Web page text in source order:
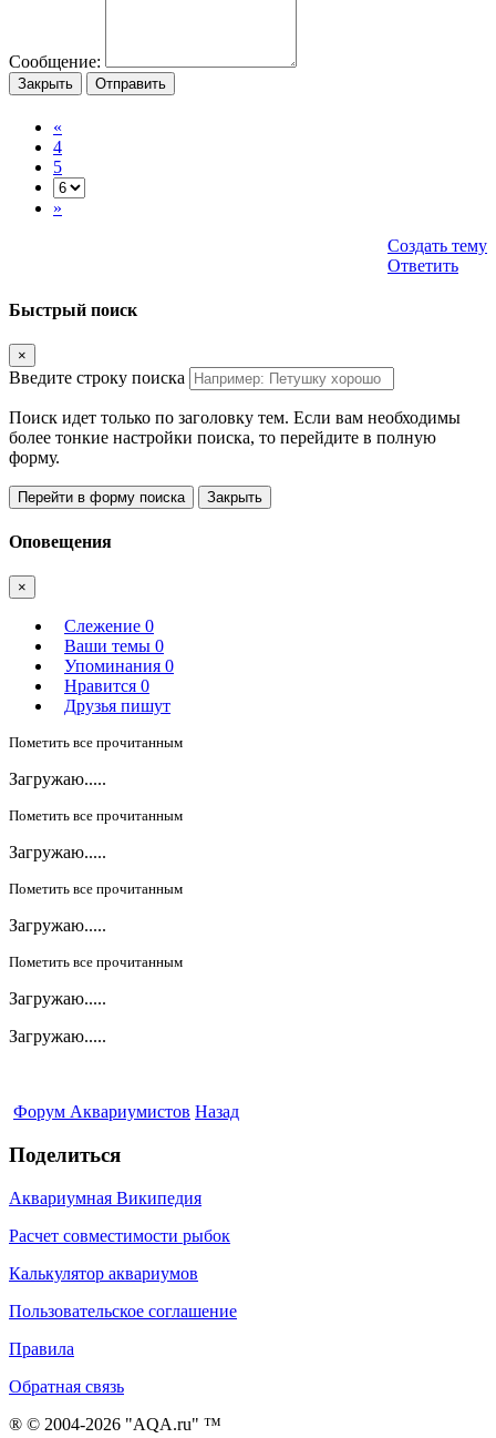
Сообщение:
Закрыть Отправить
«
4
5
»
Создать тему
Ответить
Быстрый поиск
×
Введите строку поиска
Поиск идет только по заголовку тем. Если вам необходимы
более тонкие настройки поиска, то перейдите в полную
форму.
Перейти в форму поиска Закрыть
Оповещения
×
Слежение 0
Ваши темы 0
Упоминания 0
Нравится 0
Друзья пишут
Пометить все прочитанным
Загружаю.....
Пометить все прочитанным
Загружаю.....
Пометить все прочитанным
Загружаю.....
Пометить все прочитанным
Загружаю.....
Загружаю.....
Форум Аквариумистов Назад
Поделиться
Аквариумная Википедия
Расчет совместимости рыбок
Калькулятор аквариумов
Пользовательское соглашение
Правила
Обратная связь
® © 2004-2026 "AQA.ru" ™